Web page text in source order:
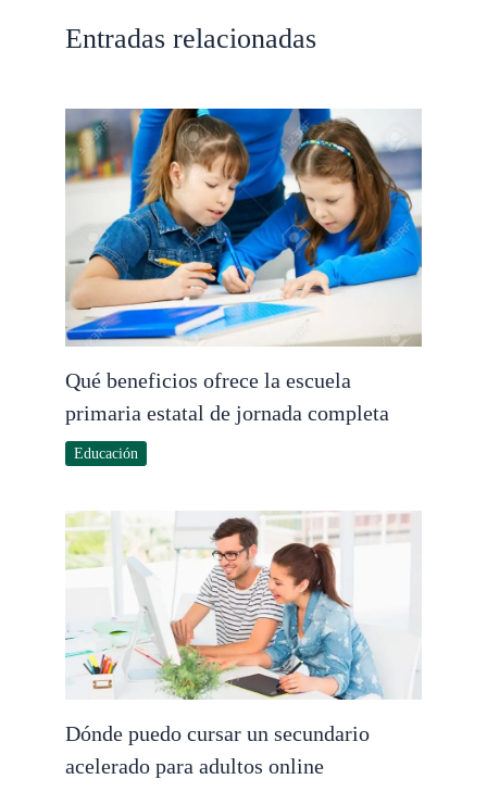
Entradas relacionadas
Qué beneficios ofrece la escuela
primaria estatal de jornada completa
Educación
Dónde puedo cursar un secundario
acelerado para adultos online